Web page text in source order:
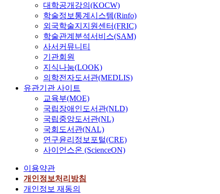
대학공개강의(KOCW)
학술정보통계시스템(Rinfo)
외국학술지지원센터(FRIC)
학술관계분석서비스(SAM)
사서커뮤니티
기관회원
지식나눔(LOOK)
의학전자도서관(MEDLIS)
유관기관 사이트
교육부(MOE)
국립장애인도서관(NLD)
국립중앙도서관(NL)
국회도서관(NAL)
연구윤리정보포털(CRE)
사이언스온 (ScienceON)
이용약관
개인정보처리방침
개인정보 재동의